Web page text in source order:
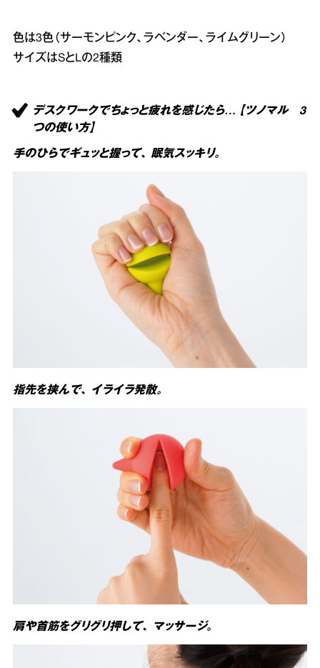
色は3色（サーモンピンク、ラベンダー、ライムグリーン）
サイズはSとLの2種類
デスクワークでちょっと疲れを感じたら… 【ツノマル 3
つの使い方】
手のひらでギュッと握って、 眠気スッキリ。
指先を挟んで、 イライラ発散。
肩や首筋をグリグリ押して、 マッサージ。